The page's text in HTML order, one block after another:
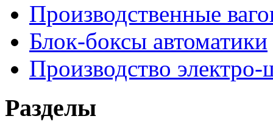
Производственные
Блок-боксы автоматики
Производство
Разделы